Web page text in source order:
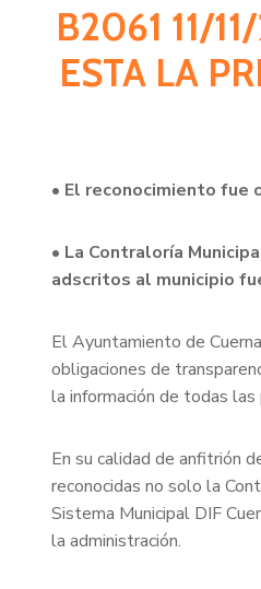
B2061 11/
ESTA LA
• El reconocimiento fue
• La Contraloría
adscritos al municipio
El Ayuntamiento de
obligaciones de
la información de todas
En su calidad de anfitrión
reconocidas no solo la
Sistema Municipal DIF
la administración.